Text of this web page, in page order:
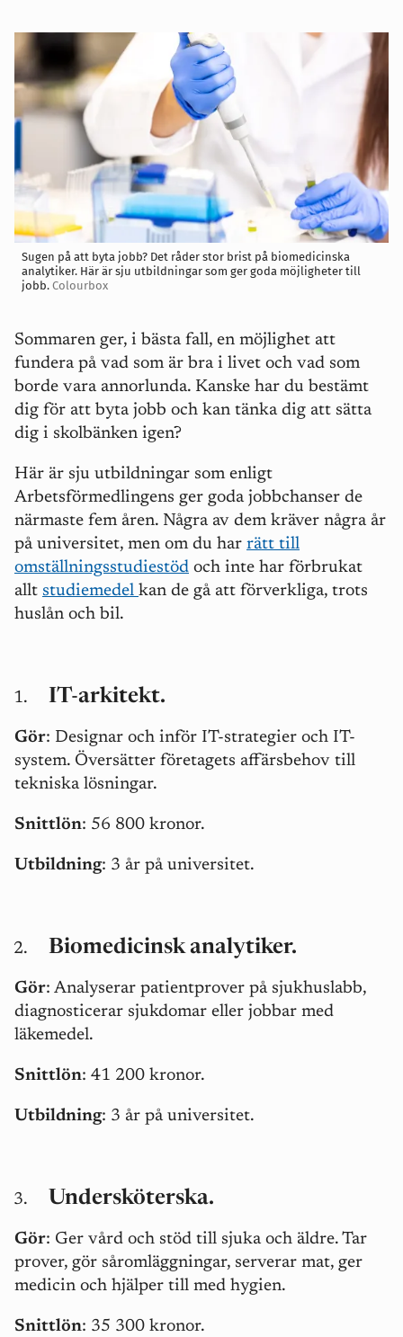
Sugen på att byta jobb? Det råder stor brist på biomedicinska
analytiker. Här är sju utbildningar som ger goda möjligheter till
jobb. Colourbox
Sommaren ger, i bästa fall, en möjlighet att
fundera på vad som är bra i livet och vad som
borde vara annorlunda. Kanske har du bestämt
dig för att byta jobb och kan tänka dig att sätta
dig i skolbänken igen?
Här är sju utbildningar som enligt
Arbetsförmedlingens ger goda jobbchanser de
närmaste fem åren. Några av dem kräver några år
på universitet, men om du har rätt till
omställningsstudiestöd och inte har förbrukat
allt studiemedel kan de gå att förverkliga, trots
huslån och bil.
IT-arkitekt.
Gör: Designar och inför IT-strategier och IT-
system. Översätter företagets affärsbehov till
tekniska lösningar.
Snittlön: 56 800 kronor.
Utbildning: 3 år på universitet.
Biomedicinsk analytiker.
Gör: Analyserar patientprover på sjukhuslabb,
diagnosticerar sjukdomar eller jobbar med
läkemedel.
Snittlön: 41 200 kronor.
Utbildning: 3 år på universitet.
Undersköterska.
Gör: Ger vård och stöd till sjuka och äldre. Tar
prover, gör såromläggningar, serverar mat, ger
medicin och hjälper till med hygien.
Snittlön: 35 300 kronor.